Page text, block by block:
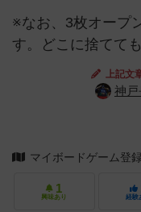
※なお、3枚オープ
す。どこに捨てて
上記文
神戸
マイボードゲーム登
1
興味あり 経験